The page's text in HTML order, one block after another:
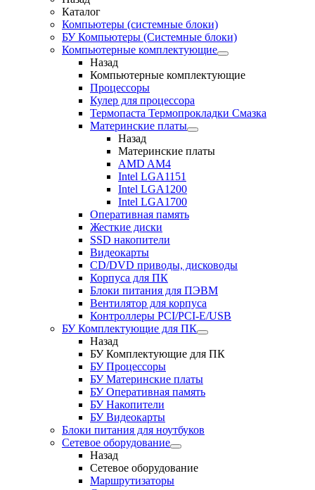
Каталог
Компьютеры (системные блоки)
БУ Компьютеры (Системные блоки)
Компьютерные комплектующие
Назад
Компьютерные комплектующие
Процессоры
Кулер для процессора
Термопаста Термопрокладки Смазка
Материнские платы
Назад
Материнские платы
AMD AM4
Intel LGA1151
Intel LGA1200
Intel LGA1700
Оперативная память
Жесткие диски
SSD накопители
Видеокарты
CD/DVD приводы, дисководы
Корпуса для ПК
Блоки питания для ПЭВМ
Вентилятор для корпуса
Контроллеры PCI/PCI-E/USB
БУ Комплектующие для ПК
Назад
БУ Комплектующие для ПК
БУ Процессоры
БУ Материнские платы
БУ Оперативная память
БУ Накопители
БУ Видеокарты
Блоки питания для ноутбуков
Сетевое оборудование
Назад
Сетевое оборудование
Маршрутизаторы